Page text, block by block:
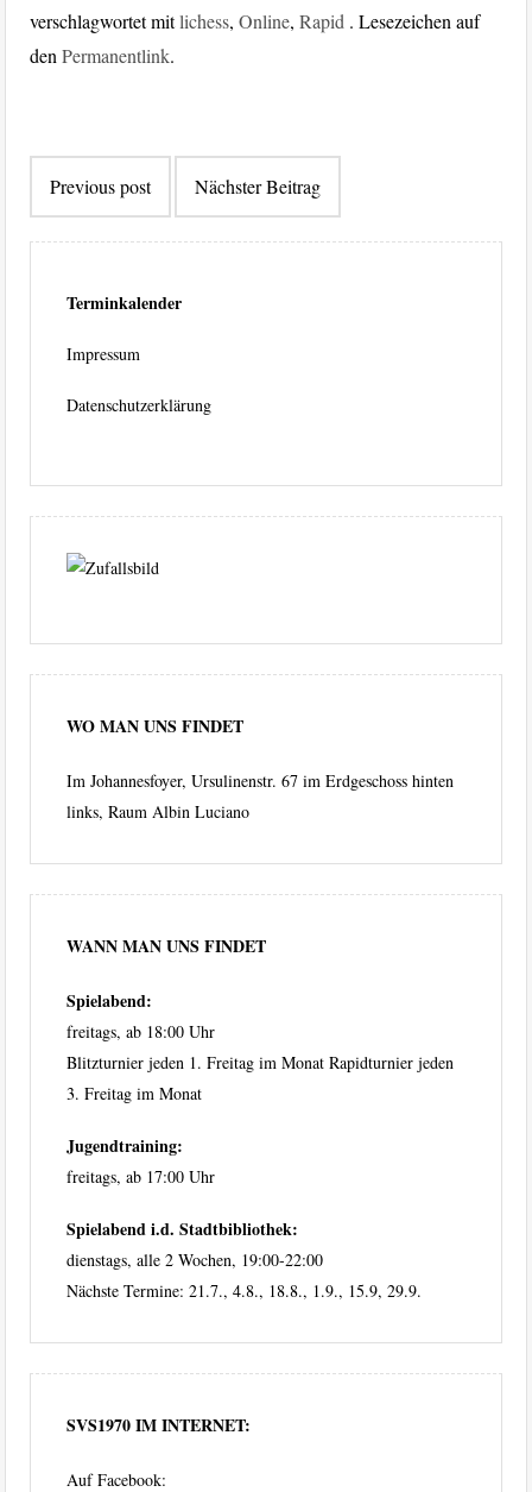
verschlagwortet mitlichess,Online,Rapid . Lesezeichen auf
denPermanentlink.
Previous post Nächster Beitrag
Terminkalender
Impressum
Datenschutzerklärung
WO MAN UNS FINDET
Im Johannesfoyer, Ursulinenstr. 67 im Erdgeschoss hinten
links, Raum Albin Luciano
WANN MAN UNS FINDET
Spielabend:
freitags, ab 18:00 Uhr
Blitzturnier jeden 1. Freitag im Monat Rapidturnier jeden
3. Freitag im Monat
Jugendtraining:
freitags, ab 17:00 Uhr
Spielabend i.d. Stadtbibliothek:
dienstags, alle 2 Wochen, 19:00-22:00
Nächste Termine: 21.7., 4.8., 18.8., 1.9., 15.9, 29.9.
SVS1970 IM INTERNET:
Auf Facebook: